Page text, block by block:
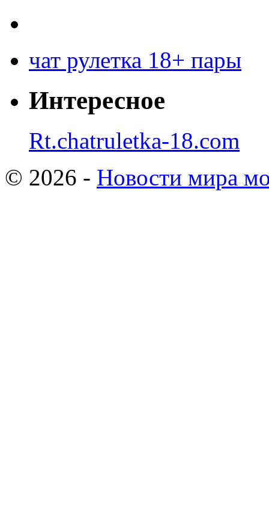
чат рулетка 18+ пары
Интересное
Rt.chatruletka-18.com
© 2026 - Новости мира